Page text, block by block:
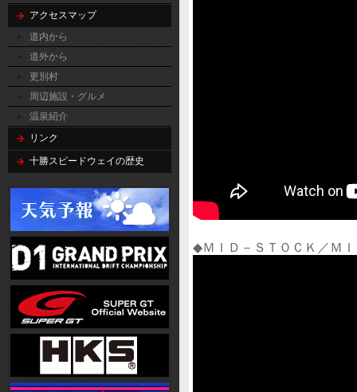
アクセスマップ
道内から
道外から
更別村
周辺施設・グルメ
温泉紹介
リンク
十勝スピードウェイの歴史
◆ＭＩＤ－ＳＴＯＣＫ／Ｍ